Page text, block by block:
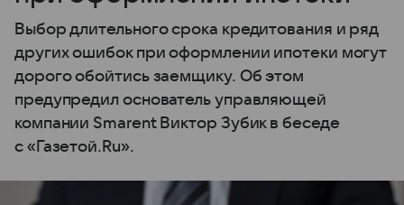
Выбор длительного срока кредитования и ряд
других ошибок при оформлении ипотеки могут
дорого обойтись заемщику. Об этом
предупредил основатель управляющей
компании Smarent Виктор Зубик в беседе
с «Газетой.Ru».